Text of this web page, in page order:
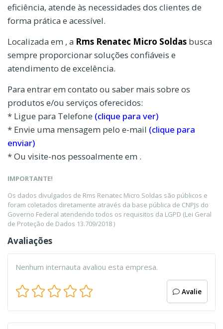
eficiência, atende às necessidades dos clientes de
forma prática e acessível.
Localizada em , a Rms Renatec Micro Soldas busca
sempre proporcionar soluções confiáveis e
atendimento de excelência.
Para entrar em contato ou saber mais sobre os
produtos e/ou serviços oferecidos:
* Ligue para Telefone (clique para ver)
* Envie uma mensagem pelo e-mail (clique para
enviar)
* Ou visite-nos pessoalmente em .
IMPORTANTE!
Os dados divulgados de Rms Renatec Micro Soldas são públicos e
foram coletados diretamente através da base pública de CNPJs do
Governo Federal atendendo todos os requisitos da LGPD (Lei Geral
de Proteção de Dados 13.709/2018 )
Avaliações
Nenhum internauta avaliou esta empresa.
Avalie